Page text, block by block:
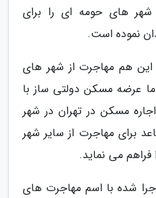
های حومه ای را برای
نموده است.
هم مهاجرت از شهر های
عرضه مسکن دولتی ساز با
مسکن در تهران در شهر
برای مهاجرت از سایر شهر
فراهم می نماید.
شده با اسم مهاجرت های